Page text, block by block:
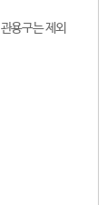
용구는 제외